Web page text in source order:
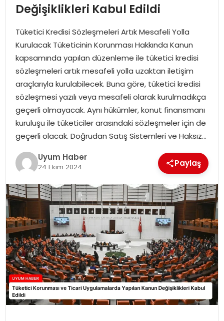
SPOR
TEKNOLOJI
SAĞLIK
MAGAZIN
YAŞAM
Değişiklikleri Kabul Edildi
Tüketici Kredisi Sözleşmeleri Artık Mesafeli Yolla
Kurulacak Tüketicinin Korunması Hakkında Kanun
kapsamında yapılan düzenleme ile tüketici kredisi
sözleşmeleri artık mesafeli yolla uzaktan iletişim
araçlarıyla kurulabilecek. Buna göre, tüketici kredisi
sözleşmesi yazılı veya mesafeli olarak kurulmadıkça
geçerli olmayacak. Aynı hükümler, konut finansmanı
kuruluşu ile tüketiciler arasındaki sözleşmeler için de
geçerli olacak. Doğrudan Satış Sistemleri ve Haksız…
Uyum Haber
24 Ekim 2024 Paylaş